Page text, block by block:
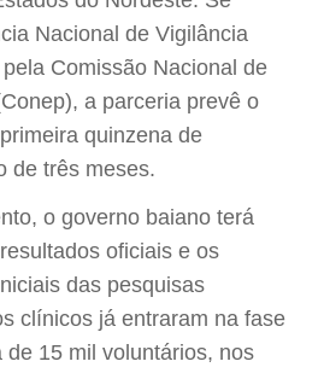
Nacional de Vigilância
Comissão Nacional de
a parceria prevê o
quinzena de
de três meses.
o governo baiano terá
oficiais e os
das pesquisas
clínicos já entraram na fase
de 15 mil voluntários, nos